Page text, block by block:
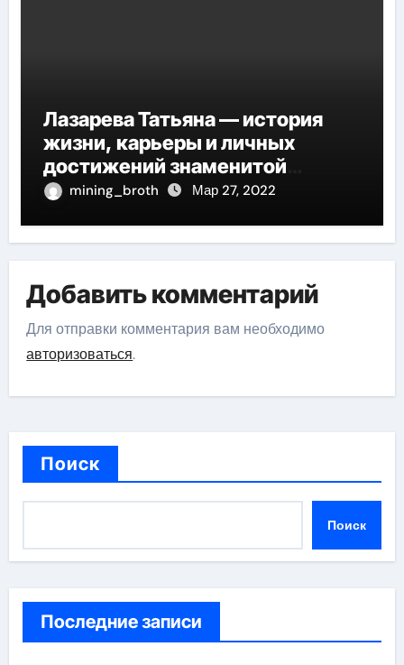
Лазарева Татьяна — история
жизни, карьеры и личных
достижений знаменитой
актрисы, восходящей на олимп
mining_broth Мар 27, 2022
Добавить комментарий
Для отправки комментария вам необходимо
авторизоваться.
Поиск
Поиск
Последние записи